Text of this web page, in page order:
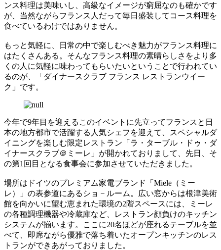
ンス料理は美味いし、高級なイメージが窮屈なのも確かです
が、当然ながらフランス人だって毎日盛装してコース料理を
食べているわけではありません。
もっと気軽に、日常の中で楽しむべき魅力がフランス料理に
はたくさんある。そんなフランス料理の素晴らしさをより多
くの人に気軽に味わってもらいたいということで行われてい
るのが、「ダイナースクラブ フランス レストランウイー
ク」です。
今年で9年目を迎えるこのイベントに先立ってフランスと日
本の地方都市で活躍する人気シェフを迎えて、スペシャルダ
イニングを楽しむ限定レストラン「ラ・ターブル・ドゥ・ダ
イナースクラブ＠ミーレ」が開かれておりまして、先日、そ
の第1回目となる食事会に参加させていただきました。
場所はドイツのプレミアム家電ブランド「Miele（ミー
レ）」の表参道にあるショ－ルーム。広い窓からは根津美術
館を向かいに望む恵まれた環境の2階スペースには、ミーレ
の各種調理機器や冷蔵庫など、レストラン顔負けのキッチン
システムが揃います。ここに20名ほどが座れるテーブルを並
べて、即席ながら優雅で落ち着いたオープンキッチンのレス
トランができあがっておりました。